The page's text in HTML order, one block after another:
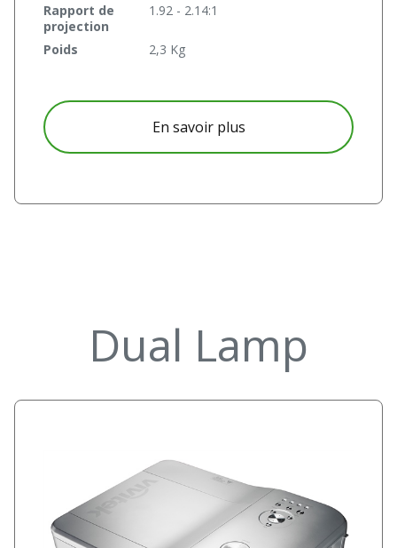
Rapport de
projection
1.92 - 2.14:1
Poids 2,3 Kg
En savoir plusà propos D555WH
Dual Lamp